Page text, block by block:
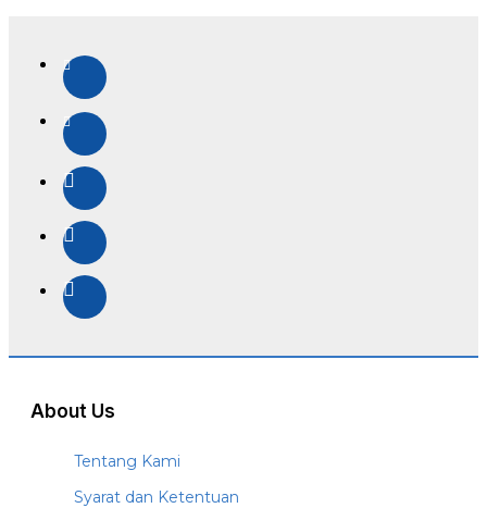
About Us
Tentang Kami
Syarat dan Ketentuan